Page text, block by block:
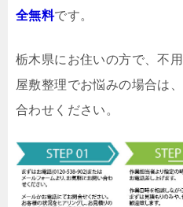
全無料です。
栃木県にお住いの方で、不
屋敷整理でお悩みの場合は
合わせください。